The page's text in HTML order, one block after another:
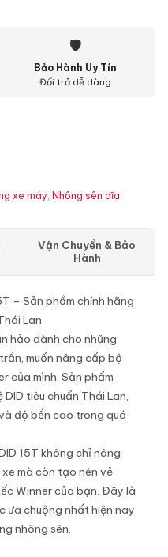
🛡
Bảo Hành Uy Tín
Đổi trả dễ dàng
xe máy, Nhông sên dĩa
Vận Chuyển & Bảo
Hành
– Sản phẩm chính hãng
Lan
hảo dành cho những
muốn nâng cấp bộ
của mình. Sản phẩm
tiêu chuẩn Thái Lan,
độ bền cao trong quá
15T không chỉ nâng
mà còn tạo nên vẻ
Winner của bạn. Đây là
ưa chuộng nhất hiện nay
nhông sên.